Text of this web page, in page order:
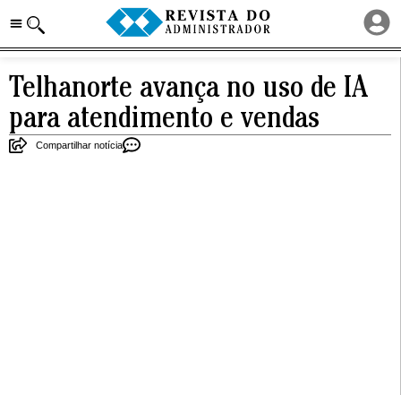
Telhanorte avança no uso de IA
para atendimento e vendas
Compartilhar notícia